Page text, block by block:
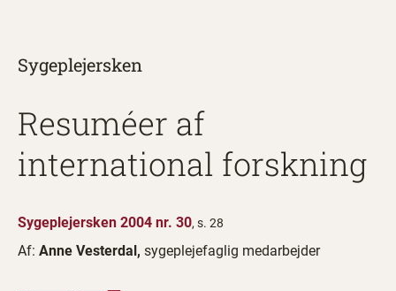
Sygeplejersken
Resuméer af
international forskning
Sygeplejersken 2004 nr. 30, s. 28
Af: Anne Vesterdal, sygeplejefaglig medarbejder